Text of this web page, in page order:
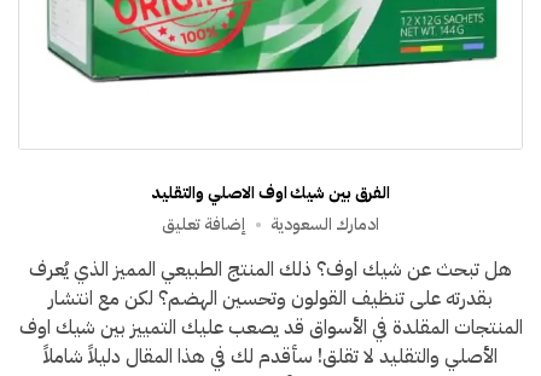
الفرق بين شيك اوف الاصلي والتقليد
ادمارك السعودية
إضافة تعليق
بين
شيك
اوف
الاصلي
هل تبحث عن شيك اوف؟ ذلك المنتج الطبيعي المميز الذي يُعرف
بقدرته على تنظيف القولون وتحسين الهضم؟ لكن مع انتشار
المنتجات المقلدة في الأسواق قد يصعب عليك التمييز بين شيك اوف
الأصلي والتقليد لا تقلق! سأقدم لك في هذا المقال دليلاً شاملاً